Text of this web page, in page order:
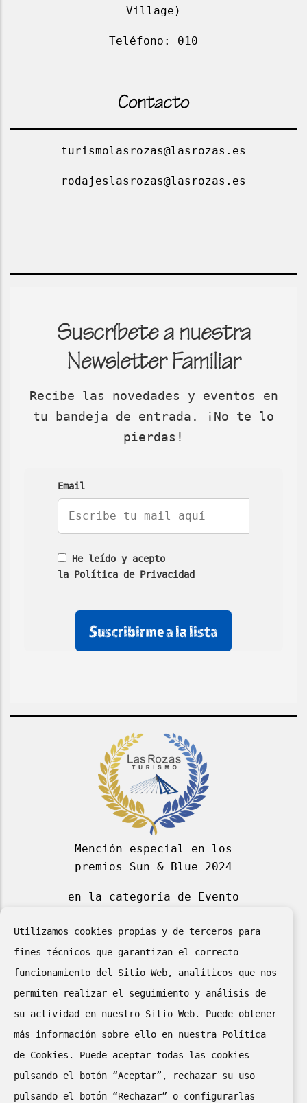
Village)
Teléfono: 010
Contacto
turismolasrozas@lasrozas.es
rodajeslasrozas@lasrozas.es
Suscríbete a nuestra
Newsletter Familiar
Recibe las novedades y eventos en
tu bandeja de entrada. ¡No te lo
pierdas!
Email
He leído y acepto
la Política de Privacidad
rellenar
campo
rellenar
campo
casilla
Mención especial en los
premios Sun & Blue 2024
en la categoría de Evento
II puesto en el “II Concurso
Utilizamos cookies propias y de terceros para
fines técnicos que garantizan el correcto
funcionamiento del Sitio Web, analíticos que nos
permiten realizar el seguimiento y análisis de
su actividad en nuestro Sitio Web. Puede obtener
más información sobre ello en nuestra Política
de Cookies. Puede aceptar todas las cookies
pulsando el botón “Aceptar”, rechazar su uso
pulsando el botón “Rechazar” o configurarlas